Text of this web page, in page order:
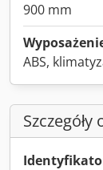
900 mm
ABS,
Szczegóły